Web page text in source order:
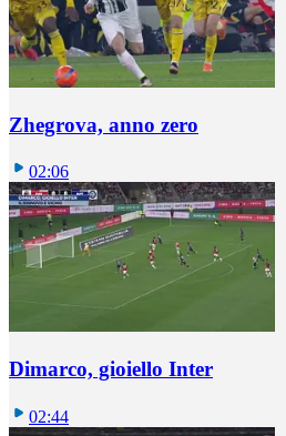
Zhegrova, anno zero
02:06
Dimarco, gioiello Inter
02:44